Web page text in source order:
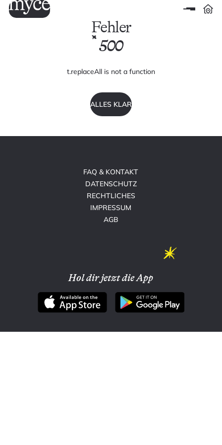
Fehler
500
t.replaceAll is not a function
ALLES KLAR
FAQ & KONTAKT
DATENSCHUTZ
RECHTLICHES
IMPRESSUM
AGB
Hol dir jetzt die App